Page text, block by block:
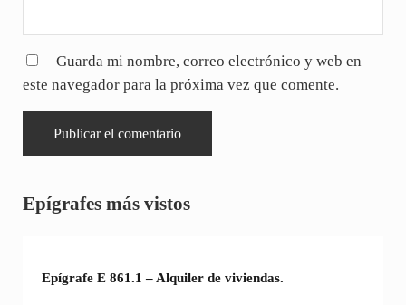
Guarda mi nombre, correo electrónico y web en
este navegador para la próxima vez que comente.
Sidebar
Epígrafes más vistos
Epígrafe E 861.1 – Alquiler de viviendas.